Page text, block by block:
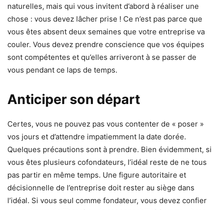
naturelles, mais qui vous invitent d’abord à réaliser une
chose : vous devez lâcher prise ! Ce n’est pas parce que
vous êtes absent deux semaines que votre entreprise va
couler. Vous devez prendre conscience que vos équipes
sont compétentes et qu’elles arriveront à se passer de
vous pendant ce laps de temps.
Anticiper son départ
Certes, vous ne pouvez pas vous contenter de « poser »
vos jours et d’attendre impatiemment la date dorée.
Quelques précautions sont à prendre. Bien évidemment, si
vous êtes plusieurs cofondateurs, l’idéal reste de ne tous
pas partir en même temps. Une figure autoritaire et
décisionnelle de l’entreprise doit rester au siège dans
l’idéal. Si vous seul comme fondateur, vous devez confier